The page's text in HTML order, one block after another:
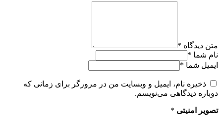
متن دیدگاه *
نام شما *
ایمیل شما *
ذخیره نام، ایمیل و وبسایت من در مرورگر برای زمانی که
دوباره دیدگاهی می‌نویسم.
تصویر امنیتی *